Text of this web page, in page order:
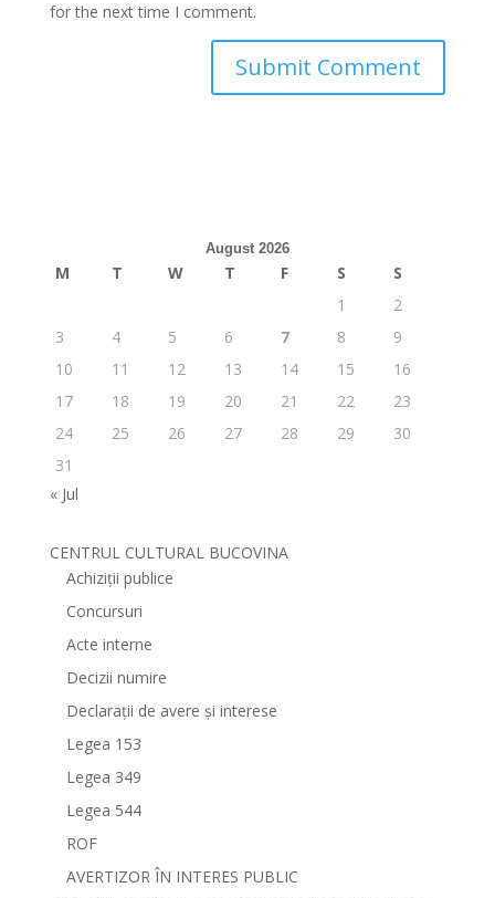
for the next time I comment.
August 2026
M T W T F S
S
1
2
3
4 5 6 7 8
9
10
11 12 13 14 15
16
17
18 19 20 21 22
23
24
25 26 27 28 29
30
31
« Jul
CENTRUL CULTURAL BUCOVINA
Achiziții publice
Concursuri
Acte interne
Decizii numire
Declarații de avere și interese
Legea 153
Legea 349
Legea 544
ROF
AVERTIZOR ÎN INTERES PUBLIC